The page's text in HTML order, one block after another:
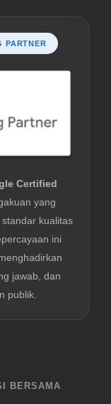
PARTNER
Certified
yang
kualitas
ini
jawab, dan
publik.
BERSAMA